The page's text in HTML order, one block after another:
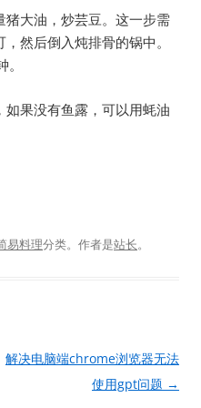
大油，炒芸豆。这一步需
然后倒入炖排骨的锅中。
果没有鱼露，可以用蚝油
易料理分类。 作者是站长。
解决电脑端chrome浏览器无法
使用gpt问题 →